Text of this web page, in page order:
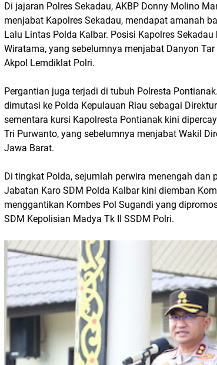
Di jajaran Polres Sekadau, AKBP Donny Molino
menjabat Kapolres Sekadau, mendapat amanah
Lalu Lintas Polda Kalbar. Posisi Kapolres
Wiratama, yang sebelumnya menjabat Danyon
Akpol Lemdiklat Polri.
Pergantian juga terjadi di tubuh Polresta
dimutasi ke Polda Kepulauan Riau sebagai
sementara kursi Kapolresta Pontianak kini
Tri Purwanto, yang sebelumnya menjabat Wakil
Jawa Barat.
Di tingkat Polda, sejumlah perwira menengah dan
Jabatan Karo SDM Polda Kalbar kini diemban
menggantikan Kombes Pol Sugandi yang
SDM Kepolisian Madya Tk II SSDM Polri.